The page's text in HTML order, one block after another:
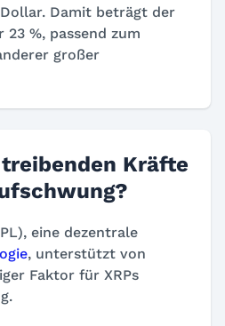
Damit beträgt der
%, passend zum
großer
Kräfte
eine dezentrale
, unterstützt von
Faktor für XRPs